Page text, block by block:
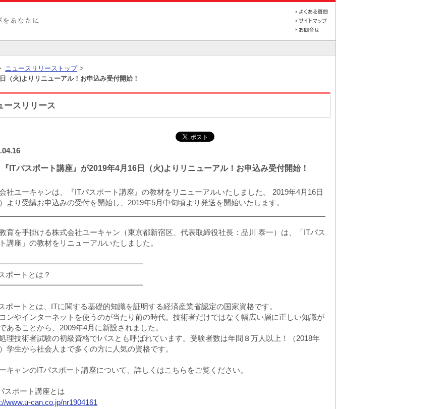
ニュースリリーストップ >
（火)よりリニューアル！お申込み受付開始！
ースリリース
『ITパスポート講座』が2019年4月16日（火)よりリニューアル！お申込み受付開始！
社ユーキャンは、『ITパスポート講座』の教材をリニューアルいたしました。 2019年4月16日
）より受講お申込みの受付を開始し、2019年5月中旬頃より発送を開始いたします。
育を手掛ける株式会社ユーキャン（東京都新宿区、代表取締役社長：品川 泰一）は、「ITパス
講座」の教材をリニューアルいたしました。
ポートとは？
ポートとは、ITに関する基礎的知識を証明する経済産業省認定の国家資格です。
ンやインターネットを使うのが当たり前の時代。技術者だけではなく幅広い層に正しい知識が
あることから、2009年4月に新設されました。
理技術者試験の初級資格でIパスとも呼ばれています。受験者数は年間８万人以上！（2018年
学生から社会人まで多くの方に人気の資格です。
キャンのITパスポート講座について、詳しくはこちらをご覧ください。
スポート講座とは
www.u-can.co.jp/nr1904161